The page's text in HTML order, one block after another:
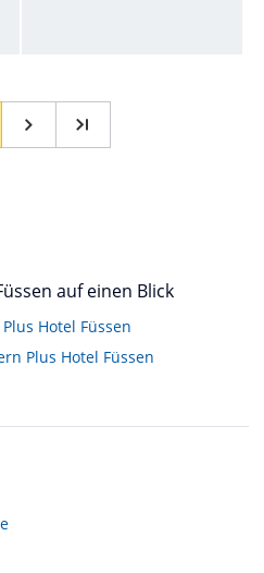
auf einen Blick
Hotel Füssen
Plus Hotel Füssen